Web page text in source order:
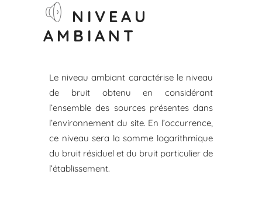
NIVEAU
AMBIANT
Le niveau ambiant caractérise le niveau
de bruit obtenu en considérant
l’ensemble des sources présentes dans
l’environnement du site. En l’occurrence,
ce niveau sera la somme logarithmique
du bruit résiduel et du bruit particulier de
l’établissement.